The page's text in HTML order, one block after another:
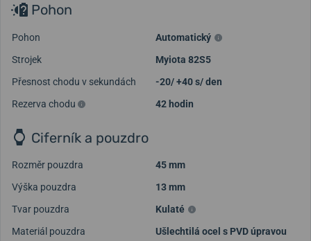
Pohon
Pohon
Automatický
Strojek
Myiota 82S5
Přesnost chodu v sekundách
-20/ +40 s/ den
Rezerva chodu
42 hodin
Ciferník a pouzdro
Rozměr pouzdra
45 mm
Výška pouzdra
13 mm
Tvar pouzdra
Kulaté
Materiál pouzdra
Ušlechtilá ocel s PVD úpravou